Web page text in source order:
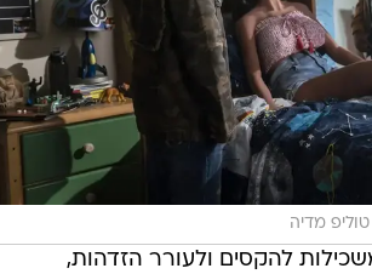
טוליפ מדיה
להקסים ולעורר הזדהות,